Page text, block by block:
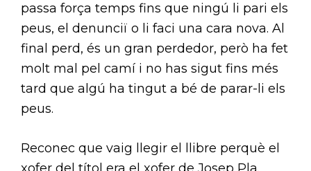
passa força temps fins que ningú li pari els
peus, el denunciï o li faci una cara nova. Al
final perd, és un gran perdedor, però ha fet
molt mal pel camí i no has sigut fins més
tard que algú ha tingut a bé de parar-li els
peus.
Reconec que vaig llegir el llibre perquè el